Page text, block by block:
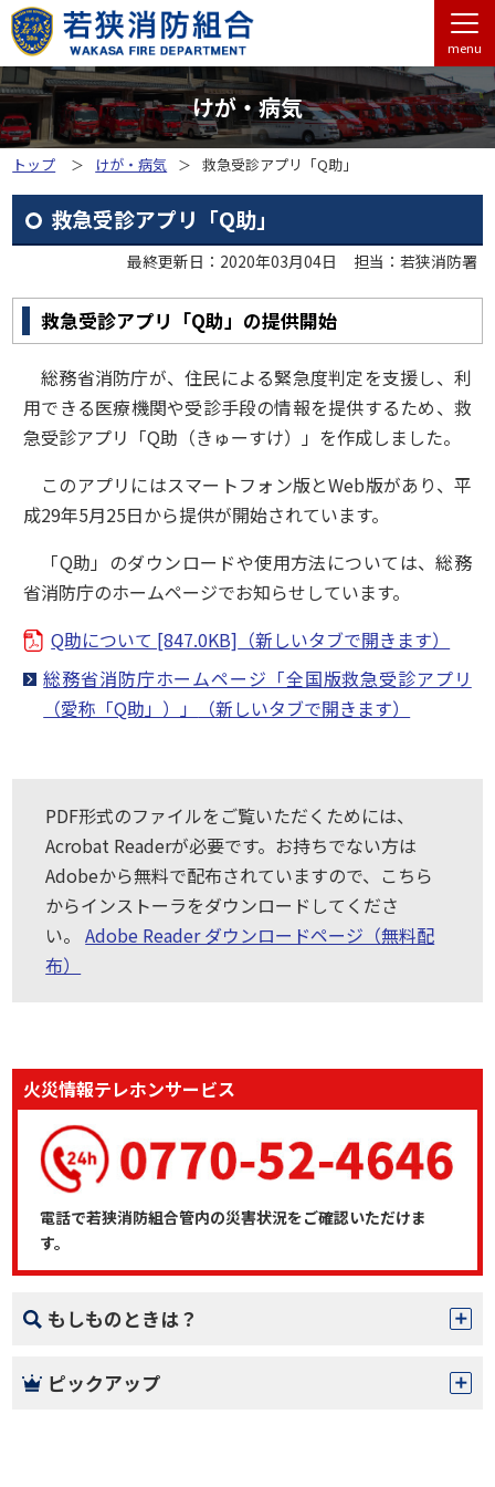
menu
けが・病気
トップ けが・病気 救急受診アプリ「Q助」
救急受診アプリ「Q助」
最終更新日：2020年03月04日 担当：若狭消防署
救急受診アプリ「Q助」の提供開始
総務省消防庁が、住民による緊急度判定を支援し、利
用できる医療機関や受診手段の情報を提供するため、救
急受診アプリ「Q助（きゅーすけ）」を作成しました。
このアプリにはスマートフォン版とWeb版があり、平
成29年5月25日から提供が開始されています。
「Q助」のダウンロードや使用方法については、総務
省消防庁のホームページでお知らせしています。
Q助について [847.0KB]
総務省消防庁ホームページ「全国版救急受診アプリ
（愛称「Q助」）」
PDF形式のファイルをご覧いただくためには、
Acrobat Readerが必要です。お持ちでない方は
Adobeから無料で配布されていますので、こちら
からインストーラをダウンロードしてくださ
い。Adobe Reader ダウンロードページ（無料配
布）
火災情報テレホンサービス
電話で若狭消防組合管内の災害状況をご確認いただけま
す。
もしものときは？
ピックアップ